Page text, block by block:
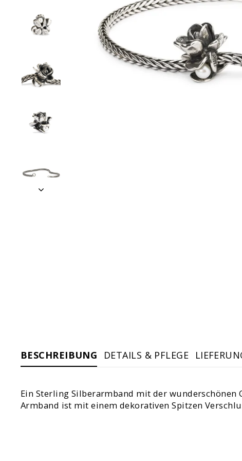
BESCHREIBUNG DETAILS & PFLEGE
Ein Sterling Silberarmband mit der wunderschönen
Armband ist mit einem dekorativen Spitzen